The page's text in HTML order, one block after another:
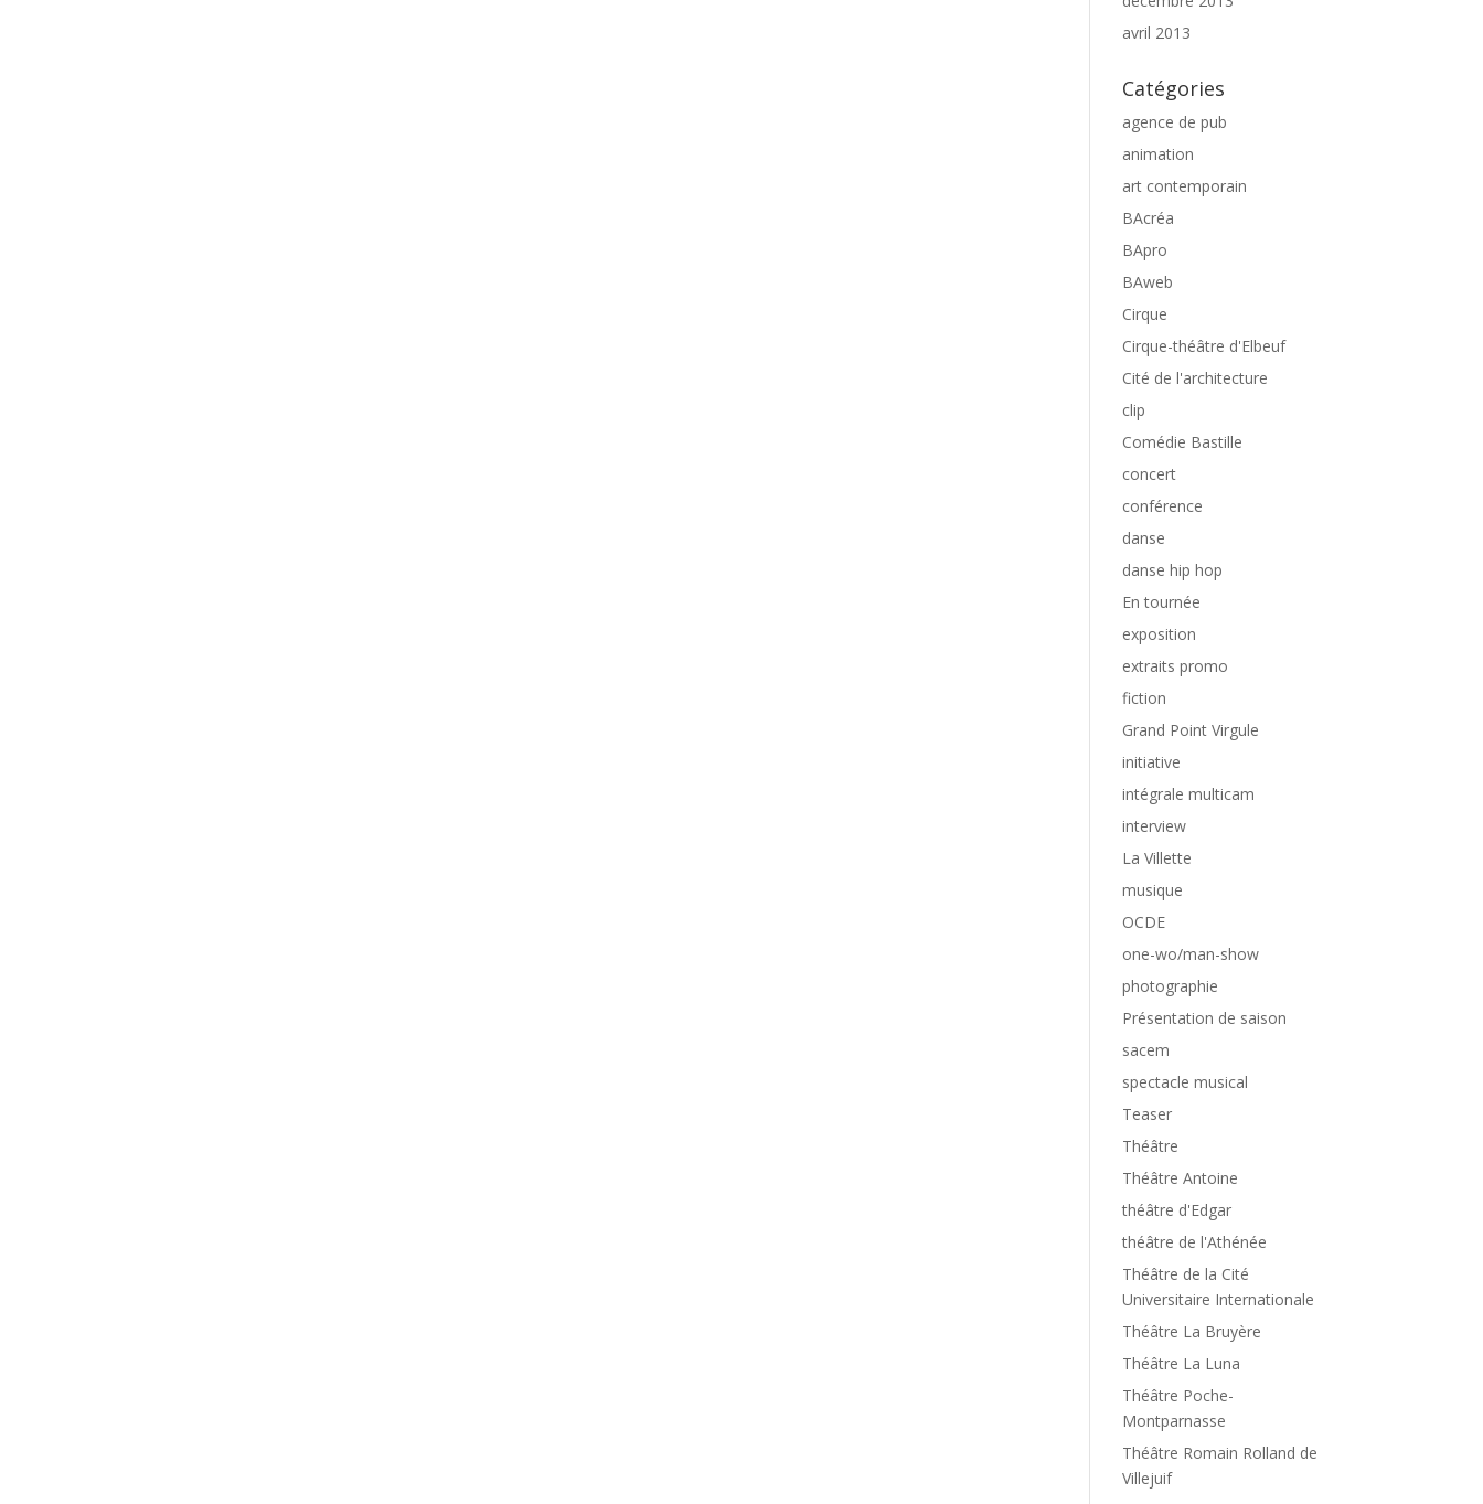
avril 2013
Catégories
agence de pub
animation
art contemporain
BAcréa
BApro
BAweb
Cirque
Cirque-théâtre d'Elbeuf
Cité de l'architecture
clip
Comédie Bastille
concert
conférence
danse
danse hip hop
En tournée
exposition
extraits promo
fiction
Grand Point Virgule
initiative
intégrale multicam
interview
La Villette
musique
OCDE
one-wo/man-show
photographie
Présentation de saison
sacem
spectacle musical
Teaser
Théâtre
Théâtre Antoine
théâtre d'Edgar
théâtre de l'Athénée
Théâtre de la Cité
Universitaire Internationale
Théâtre La Bruyère
Théâtre La Luna
Théâtre Poche-
Montparnasse
Théâtre Romain Rolland de
Villejuif